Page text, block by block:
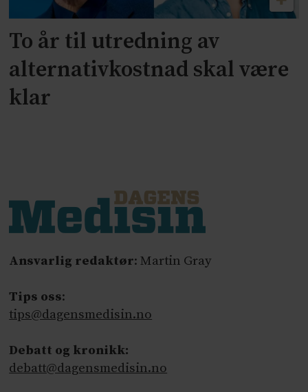
To år til utredning av
alternativkostnad skal være
klar
Ansvarlig redaktør: Martin Gray
Tips oss:
tips@dagensmedisin.no
Debatt og kronikk:
debatt@dagensmedisin.no